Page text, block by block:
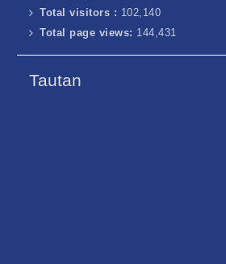
Total visitors : 102,140
Total page views: 144,431
Tautan